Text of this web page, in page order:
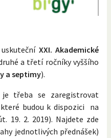
XXI. Akademické
a třetí ročníky vyššího
a septimy).
je třeba se zaregistrovat
budou k dispozici na
19. 2. 2019). Najdete zde
jednotlivých přednášek)